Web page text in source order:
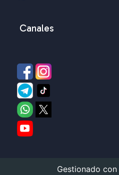
Canales
Gestionado con